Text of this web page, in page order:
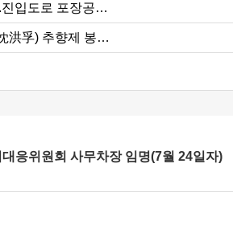
진입도로 포장공…
洪孚) 추향제 봉…
응위원회 사무차장 임명(7월 24일자)